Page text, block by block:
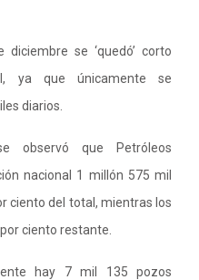
se ‘quedó’ corto
ya que únicamente se
diarios.
observó que Petróleos
nacional 1 millón 575 mil
ciento del total, mientras los
ciento restante.
hay 7 mil 135 pozos